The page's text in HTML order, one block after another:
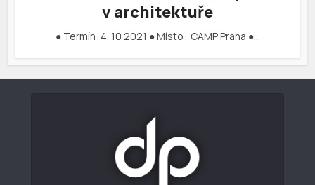
v architektuře
● Termín: 4. 10 2021 ● Místo: CAMP Praha ●…